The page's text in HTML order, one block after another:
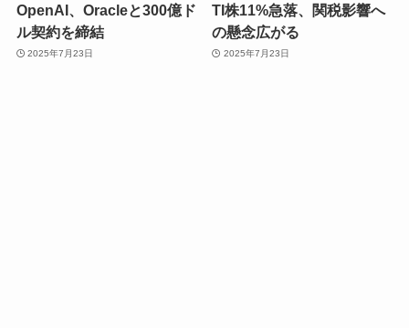
OpenAI、Oracleと300億ド
ル契約を締結
2025年7月23日
TI株11%急落、関税影響へ
の懸念広がる
2025年7月23日